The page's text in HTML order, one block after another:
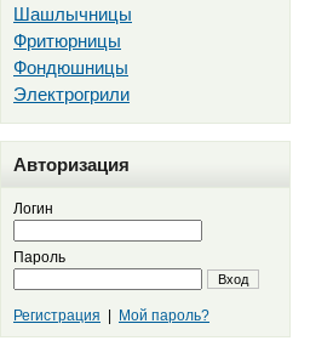
Шашлычницы
Фритюрницы
Фондюшницы
Электрогрили
Авторизация
Логин
Пароль
Вход
Регистрация Мой пароль?